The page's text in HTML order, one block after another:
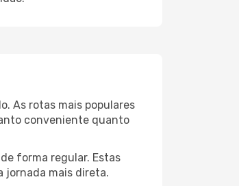
As rotas mais populares
conveniente quanto
forma regular. Estas
jornada mais direta.